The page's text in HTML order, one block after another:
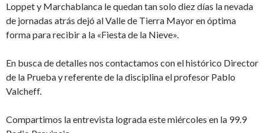
Loppet y Marchablanca le quedan tan solo diez días la nevada
de jornadas atrás dejó al Valle de Tierra Mayor en óptima
forma para recibir a la «Fiesta de la Nieve».
En busca de detalles nos contactamos con el histórico Director
de la Prueba y referente de la disciplina el profesor Pablo
Valcheff.
Compartimos la entrevista lograda este miércoles en la 99.9